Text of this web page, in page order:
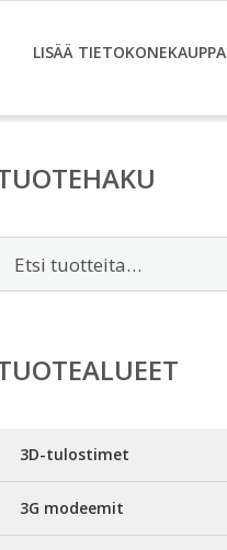
LISÄÄ TIETOKONEKAUPPA
3D-tulostimet
3G modeemit